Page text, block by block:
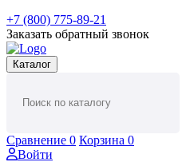
+7 (800) 775-89-21
Заказать обратный звонок
Каталог
Сравнение 0 Корзина 0
Войти